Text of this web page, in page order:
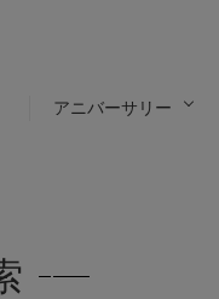
アニバーサリー